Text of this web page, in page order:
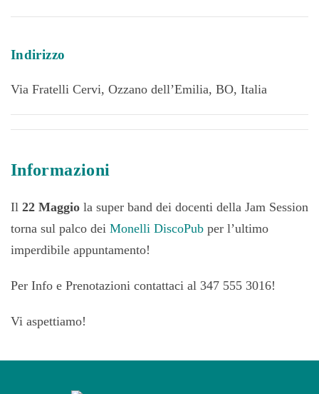
Indirizzo
Via Fratelli Cervi, Ozzano dell’Emilia, BO, Italia
Informazioni
Il 22 Maggio la super band dei docenti della Jam Session
torna sul palco dei Monelli DiscoPub per l’ultimo
imperdibile appuntamento!
Per Info e Prenotazioni contattaci al 347 555 3016!
Vi aspettiamo!